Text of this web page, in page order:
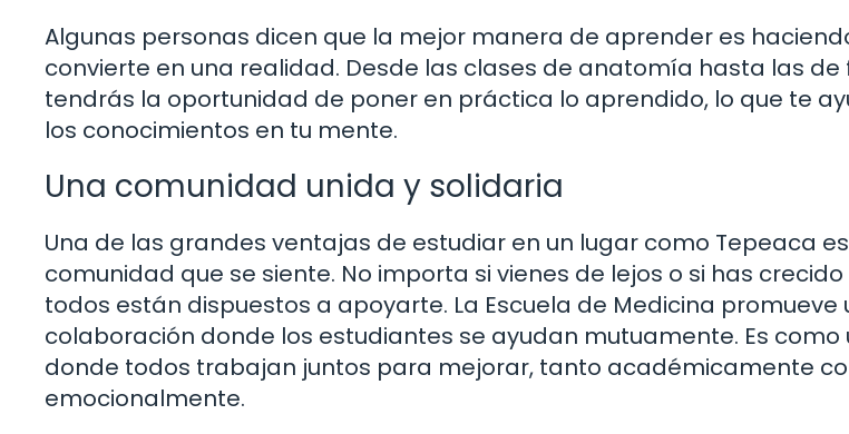
Algunas personas dicen que la mejor manera de aprender es
convierte en una realidad. Desde las clases de anatomía hasta las
tendrás la oportunidad de poner en práctica lo aprendido, lo que te
los conocimientos en tu mente.
Una comunidad unida y solidaria
Una de las grandes ventajas de estudiar en un lugar como Tepeaca
comunidad que se siente. No importa si vienes de lejos o si has
todos están dispuestos a apoyarte. La Escuela de Medicina
colaboración donde los estudiantes se ayudan mutuamente. Es
donde todos trabajan juntos para mejorar, tanto académicamente
emocionalmente.